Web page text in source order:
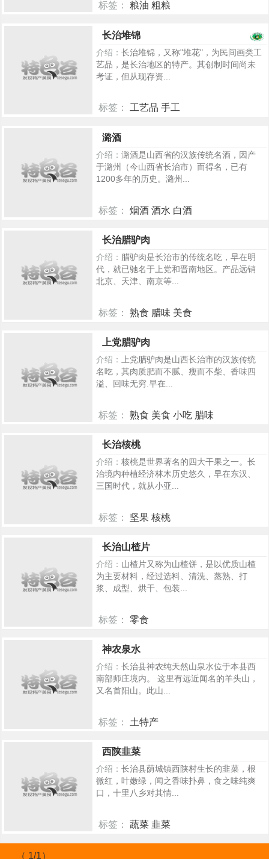
标签： 粮油 粗粮
长治堆锦
介绍： 长治堆锦，又称"堆花"，为民间画类工
艺品，是长治地区的特产。其创制时间尚未
考证，但从现存资...
标签： 工艺品 手工
潞酒
介绍： 潞酒是山西省的汉族传统名酒，因产
于潞州（今山西省长治市）而得名，已有
1200多年的历史。潞州...
标签： 烟酒 酒水 白酒
长治腊驴肉
介绍： 腊驴肉是长治市的传统名吃，早在明
代，就已驰名于上党和晋南地区。产品远销
北京、天津、南京等...
标签： 熟食 腊味 美食
上党腊驴肉
介绍：
上党腊驴肉是山西长治市的汉族传统
名吃，其肉质肥而不腻、瘦而不柴、香味四
溢、回味无穷.早在...
标签： 熟食 美食 小吃 腊味
长治核桃
介绍： 核桃是世界著名的四大干果之一。长
治境内种植经济林木历史悠久，早在东汉、
三国时代，就从小亚...
标签： 坚果 核桃
长治山楂片
介绍： 山楂片又称为山楂饼，是以优质山楂
为主要材料，经过选料、清洗、蒸熟、打
浆、成型、烘干、包装...
标签： 零食
神农泉水
介绍： 长治县神农纯天然山泉水位于本县西
南部师庄境内。 这里有远近闻名的羊头山，
又名首阳山。此山...
标签： 土特产
西陕韭菜
介绍： 长治县荫城镇西陕村生长的韭菜，根
微红，叶嫩绿，闻之香味扑鼻，食之味纯爽
口，十里八乡对其情...
标签： 蔬菜 韭菜
330
（ 1/1）